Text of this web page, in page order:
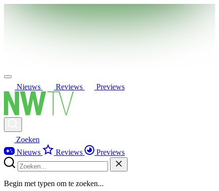
Nieuws Reviews Previews
Zoeken
Nieuws
Reviews Previews
Begin met typen om te zoeken...